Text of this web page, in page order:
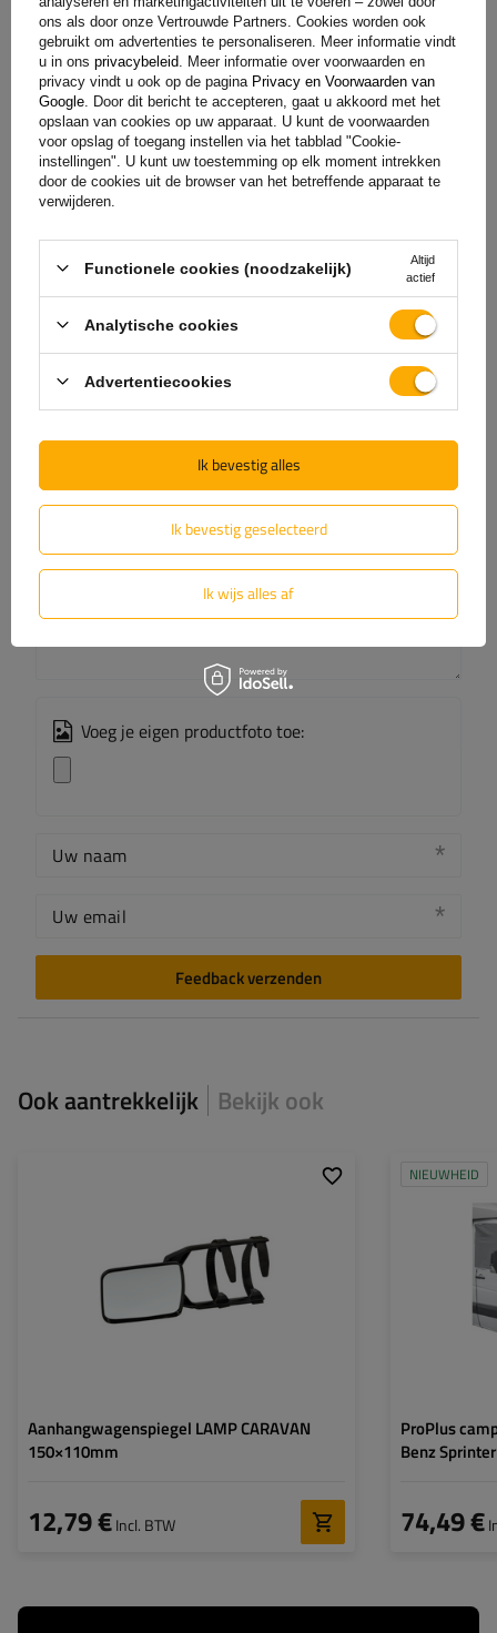
Specificaties
Levering
Stel uw vraag
Downloadbare bestanden(1)
Beoordelingen(0)
Laat uw mening achter
Uw score:
5/5
De inhoud van uw beoordeling
Voeg je eigen productfoto toe:
Uw naam
Uw email
Feedback verzenden
Ook aantrekkelijk Bekijk ook
Aanhangwagenspiegel LAMP CARAVAN
150×110mm
12,79 €Incl. BTW
NIEUWHEID
ProPlus
Benz
74,49 €
ons als door onze Vertrouwde Partners. Cookies worden ook
gebruikt om advertenties te personaliseren. Meer informatie vindt
u in ons privacybeleid . Meer informatie over voorwaarden en
privacy vindt u ook op de pagina Privacy en Voorwaarden van
Google . Door dit bericht te accepteren, gaat u akkoord met het
opslaan van cookies op uw apparaat. U kunt de voorwaarden
voor opslag of toegang instellen via het tabblad "Cookie-
instellingen". U kunt uw toestemming op elk moment intrekken
door de cookies uit de browser van het betreffende apparaat te
verwijderen.
Functionele cookies (noodzakelijk)
Altijd
actief
Analytische cookies
Advertentiecookies
Ik bevestig geselecteerd
Ik wijs alles af
Ik bevestig alles